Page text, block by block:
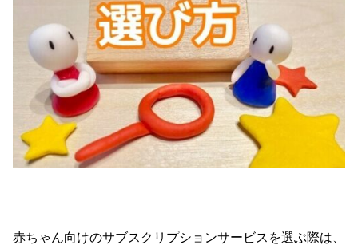
赤ちゃん向けのサブスクリプションサービスを選ぶ際は、